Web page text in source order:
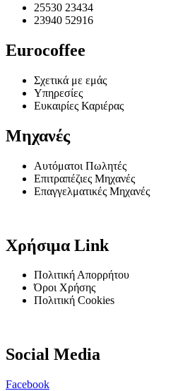
25530 23434
23940 52916
Eurocoffee
Σχετικά με εμάς
Υπηρεσίες
Ευκαιρίες Καριέρας
Μηχανές
Αυτόματοι Πωλητές
Επιτραπέζιες Μηχανές
Επαγγελματικές Μηχανές
Χρήσιμα Link
Πολιτική Απορρήτου
Όροι Χρήσης
Πολιτική Cookies
Social Media
Facebook